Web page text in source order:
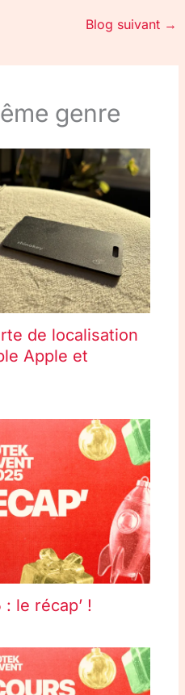
Blog suivant →
genre
de localisation
Apple et
le récap’ !